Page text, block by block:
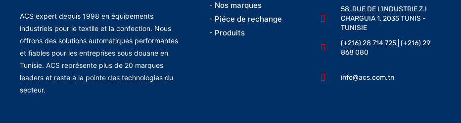
ACS expert depuis 1998 en équipements
industriels pour le textile et la confection. Nous
offrons des solutions automatiques performantes
et fiables pour les entreprises sous douane en
Tunisie. ACS représente plus de 20 marques
leaders et reste à la pointe des technologies du
secteur.
- Nos marques
- Piéce de rechange
- Produits
58, RUE DE L’INDUSTRIE Z.I
CHARGUIA 1, 2035 TUNIS -
TUNISIE
(+216) 28 714 725 | (+216) 29
868 080
info@acs.com.tn